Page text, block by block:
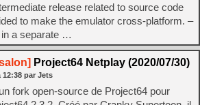
release related to source code
to make the emulator cross-platform. –
a separate …
Project64 Netplay (2020/07/30)
12:38 par Jets
fork open-source de Project64 pour